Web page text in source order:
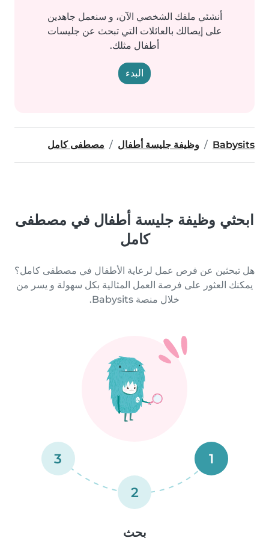
أنشئي ملفك الشخصي الآن، و سنعمل جاهدين
على إيصالك بالعائلات التي تبحث عن جليسات
أطفال مثلك.
البدء
Babysits وظيفة جليسة أطفال مصطفى كامل
ابحثي وظيفة جليسة أطفال في مصطفى
كامل
هل تبحثين عن فرص عمل لرعاية الأطفال في مصطفى كامل؟
يمكنك العثور على فرصة العمل المثالية بكل سهولة و يسر من
خلال منصة Babysits.
1
2
3
بحث